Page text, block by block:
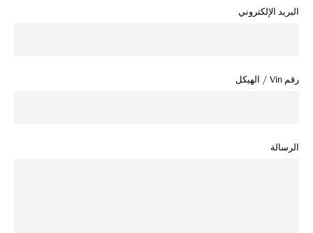
البريد الإلكتروني
رقم Vin / الهيكل
الرسالة